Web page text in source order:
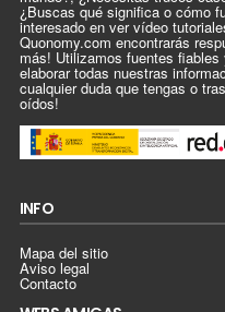
¿Buscas qué significa o cómo
interesado en ver vídeo
Quonomy.com encontrarás
más! Utilizamos fuentes
elaborar todas nuestras
cualquier duda que tengas o
oídos!
INFO
Mapa del sitio
Aviso legal
Contacto